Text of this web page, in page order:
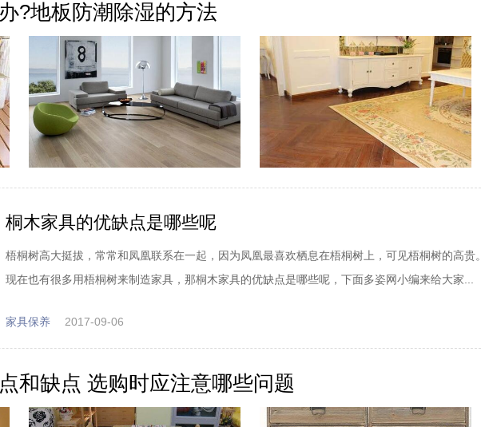
?地板防潮除湿的方法
桐木家具的优缺点是哪些呢
梧桐树高大挺拔，常常和凤凰联系在一起，因为凤凰最喜欢栖息在梧桐树上，可见梧桐树的高贵。
现在也有很多用梧桐树来制造家具，那桐木家具的优缺点是哪些呢，下面多姿网小编来给大家...
家具保养 2017-09-06
和缺点 选购时应注意哪些问题